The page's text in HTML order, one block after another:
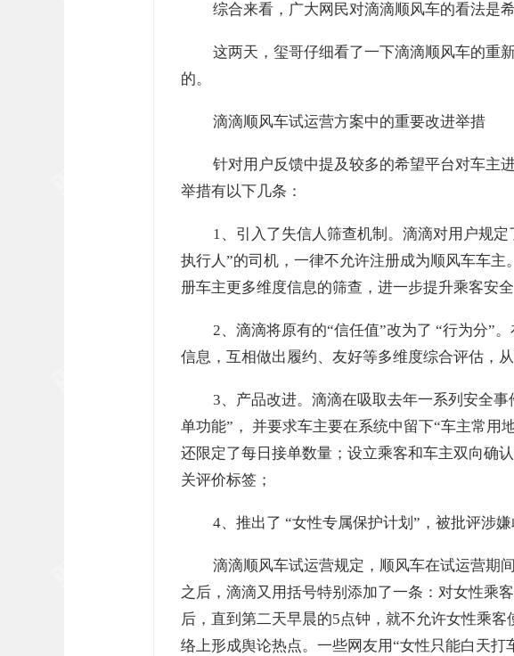
综合来看，广大网民对滴滴顺风车的看法是
这两天，玺哥仔细看了一下滴滴顺风车的重
的。
滴滴顺风车试运营方案中的重要改进举措
针对用户反馈中提及较多的希望平台对车主
举措有以下几条：
1、引入了失信人筛查机制。滴滴对用户规
执行人”的司机，一律不允许注册成为顺风车车
册车主更多维度信息的筛查，进一步提升乘客安全
2、滴滴将原有的“信任值”改为了 “行为分”
信息，互相做出履约、友好等多维度综合评估，
3、产品改进。滴滴在吸取去年一系列安全
单功能”， 并要求车主要在系统中留下“车主常用
还限定了每日接单数量；设立乘客和车主双向确
关评价标签；
4、推出了 “女性专属保护计划”，被批评涉嫌
滴滴顺风车试运营规定，顺风车在试运营期
之后，滴滴又用括号特别添加了一条：对女性乘
后，直到第二天早晨的5点钟，就不允许女性乘
络上形成舆论热点。一些网友用“女性只能白天打